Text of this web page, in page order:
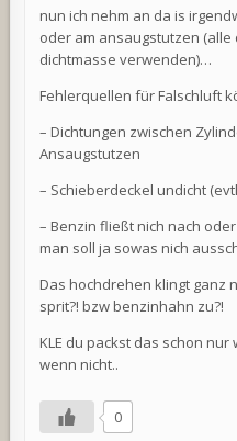
nun ich nehm an da is
oder am ansaugstutzen
dichtmasse verwenden)…
Fehlerquellen für Falschluft
– Dichtungen zwischen
Ansaugstutzen
– Schieberdeckel undicht
– Benzin fließt nich nach
man soll ja sowas nich
Das hochdrehen klingt ganz
sprit?! bzw benzinhahn zu?!
KLE du packst das schon
wenn nicht..
0